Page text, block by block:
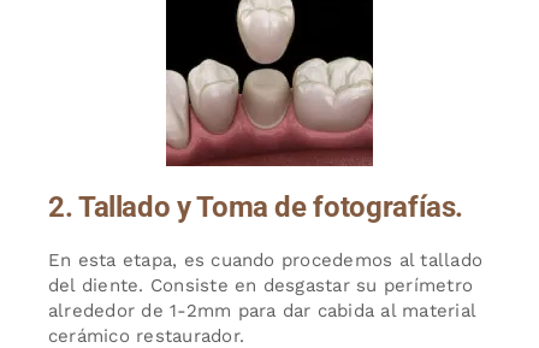
2. Tallado y Toma de fotografías.
En esta etapa, es cuando procedemos al tallado
del diente. Consiste en desgastar su perímetro
alrededor de 1-2mm para dar cabida al material
cerámico restaurador.